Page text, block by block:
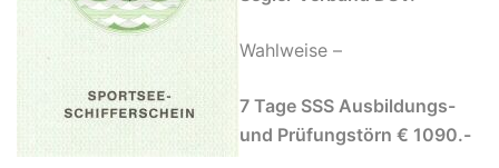
Wahlweise –
7 Tage SSS Ausbildungs-
und Prüfungstörn € 1090.-